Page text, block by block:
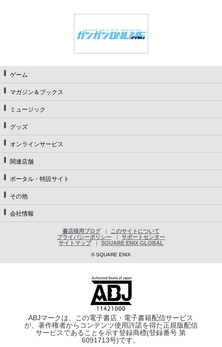
ゲーム
マガジン＆ブックス
ミュージック
グッズ
オンラインサービス
関連店舗
ポータル・特設サイト
その他
会社情報
書店様用ブログ
このサイトについて
プライバシーポリシー
サポートセンター
サイトマップ
SQUARE ENIX GLOBAL
© SQUARE ENIX
ABJマークは、この電子書店・電子書籍配信サービス
が、著作権者からコンテンツ使用許諾を得た正規版配信
サービスであることを示す登録商標(登録番号 第
6091713号)です。